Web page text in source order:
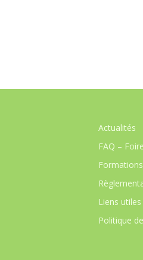
Actualités
FAQ –
Formations
Liens utiles
Politique